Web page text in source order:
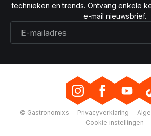
technieken en trends. Ontvang enkele
e-mail nieuwsbrief.
© Gastronomixs Privacyverklaring
Cookie instellingen